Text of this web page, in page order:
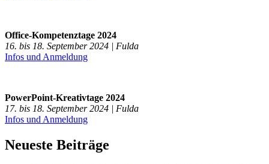
Office-Kompetenztage 2024
16. bis 18. September 2024 | Fulda
Infos und Anmeldung
PowerPoint-Kreativtage 2024
17. bis 18. September 2024 | Fulda
Infos und Anmeldung
Neueste Beiträge